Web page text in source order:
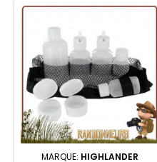
MARQUE: HIGHLANDER